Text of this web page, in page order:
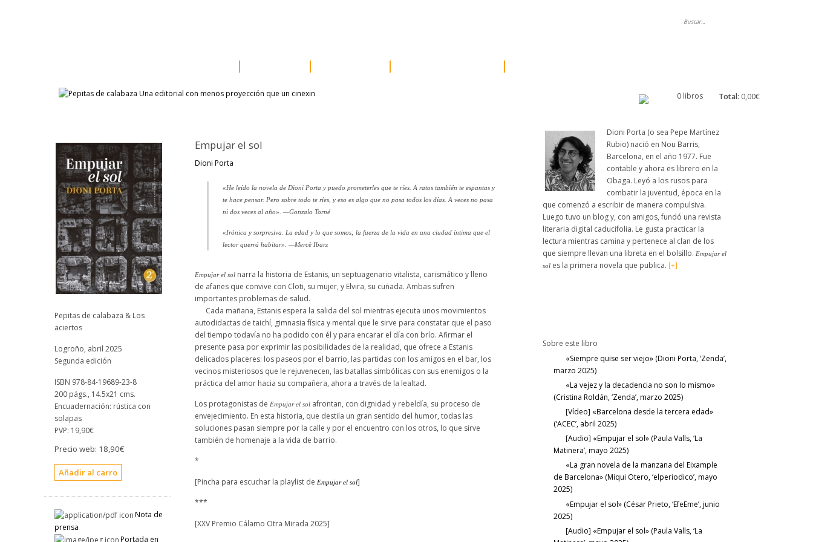
Pepitas de calabaza & Los
aciertos
Logroño, abril 2025
Segunda edición
ISBN 978-84-19689-23-8
200 págs., 14.5x21 cms.
Encuadernación: rústica con
solapas
PVP: 19,90€
Precio web: 18,90€
Nota de
prensa
Portada en
Empujar el sol
Dioni Porta
«He leído la novela de Dioni Porta y puedo prometerles que te ríes. A ratos también te espantas y
te hace pensar. Pero sobre todo te ríes, y eso es algo que no pasa todos los días. A veces no pasa
ni dos veces al año». —Gonzalo Torné
«Irónica y sorpresiva. La edad y lo que somos; la fuerza de la vida en una ciudad íntima que el
lector querrá habitar». —Mercè Ibarz
Empujar el sol narra la historia de Estanis, un septuagenario vitalista, carismático y lleno
de afanes que convive con Cloti, su mujer, y Elvira, su cuñada. Ambas sufren
importantes problemas de salud.
Cada mañana, Estanis espera la salida del sol mientras ejecuta unos movimientos
autodidactas de taichí, gimnasia física y mental que le sirve para constatar que el paso
del tiempo todavía no ha podido con él y para encarar el día con brío. Afirmar el
presente pasa por exprimir las posibilidades de la realidad, que ofrece a Estanis
delicados placeres: los paseos por el barrio, las partidas con los amigos en el bar, los
vecinos misteriosos que le rejuvenecen, las batallas simbólicas con sus enemigos o la
práctica del amor hacia su compañera, ahora a través de la lealtad.
Los protagonistas de Empujar el sol afrontan, con dignidad y rebeldía, su proceso de
envejecimiento. En esta historia, que destila un gran sentido del humor, todas las
soluciones pasan siempre por la calle y por el encuentro con los otros, lo que sirve
también de homenaje a la vida de barrio.
*
[Pincha para escuchar la playlist de Empujar el sol]
***
[XXV Premio Cálamo Otra Mirada 2025]
0 libros Total: 0,00€
Dioni Porta (o sea Pepe Martínez
Rubio) nació en Nou Barris,
Barcelona, en el año 1977. Fue
contable y ahora es librero en la
Obaga. Leyó a los rusos para
combatir la juventud, época en la
que comenzó a escribir de manera compulsiva.
Luego tuvo un blog y, con amigos, fundó una revista
literaria digital caducifolia. Le gusta practicar la
lectura mientras camina y pertenece al clan de los
que siempre llevan una libreta en el bolsillo. Empujar el
sol es la primera novela que publica. [+]
Sobre este libro
«Siempre quise ser viejo» (Dioni Porta, ‘Zenda’,
marzo 2025)
«La vejez y la decadencia no son lo mismo»
(Cristina Roldán, ‘Zenda’, marzo 2025)
[Vídeo] «Barcelona desde la tercera edad»
(‘ACEC’, abril 2025)
[Audio] «Empujar el sol» (Paula Valls, ‘La
Matinera’, mayo 2025)
«La gran novela de la manzana del Eixample
de Barcelona» (Miqui Otero, ‘elperiodico’, mayo
2025)
«Empujar el sol» (César Prieto, ‘EfeEme’, junio
2025)
[Audio] «Empujar el sol» (Paula Valls, ‘La